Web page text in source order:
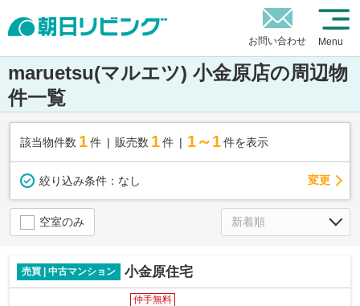
お問い合わせ Menu
maruetsu(マルエツ) 小金原店の周辺物
件一覧
該当物件数 1件 販売数 1 件 1～1 件を表示
絞り込み条件： なし 変更
空室のみ
売買 | 中古マンション 小金原住宅
仲手無料